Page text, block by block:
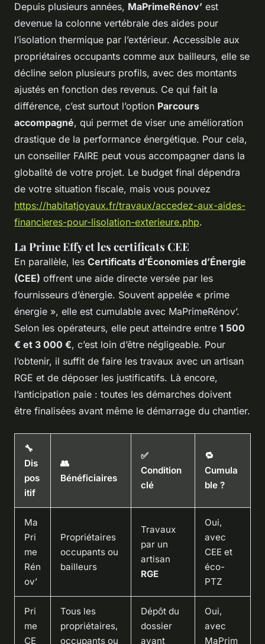
Depuis plusieurs années, MaPrimeRénov’ est
devenue la colonne vertébrale des aides pour
l’isolation thermique par l’extérieur. Accessible aux
propriétaires occupants comme aux bailleurs, elle se
décline selon plusieurs profils, avec des montants
ajustés en fonction des revenus. Ce qui fait la
différence, c’est surtout l’option Parcours
accompagné, qui permet de viser une amélioration
drastique de la performance énergétique. Pour cela,
un conseiller FAIRE peut vous accompagner dans la
globalité de votre projet. Le budget final dépendra
de votre situation fiscale, mais vous pouvez
https://habitatjoyaux.fr/travaux/accedez-aux-aides-
financieres-pour-lisolation-exterieure.php.
La Prime Effy et les certificats CEE
En parallèle, les Certificats d’Économies d’Énergie
(CEE) offrent une aide directe versée par les
fournisseurs d’énergie. Souvent appelée « prime
énergie », elle est cumulable avec MaPrimeRénov’.
Selon les opérateurs, elle peut atteindre entre 1 500
€ et 3 000 €, c’est loin d’être négligeable. Pour
l’obtenir, il suffit de faire les travaux avec un artisan
RGE et de déposer les justificatifs. Là encore,
l’anticipation paie : toutes les démarches doivent
être finalisées avant même le démarrage du chantier.
🔧
Dis
pos
itif
👥
Bénéficiaires
✅
Condition
clé
🔁
Cumula
ble ?
Ma
Pri
me
Rén
ov’
Propriétaires
occupants ou
bailleurs
Travaux
par un
artisan
RGE
Oui,
avec
CEE et
éco-
PTZ
Pri
me
CE
Tous les
propriétaires,
occupants ou
Dépôt du
dossier
avant
Oui,
avec
MaPrim